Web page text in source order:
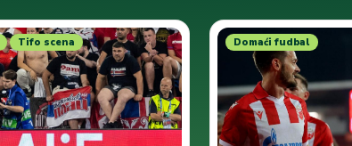
Tifo scena Domaći fudbal